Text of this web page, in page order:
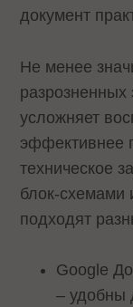
документ
Не менее
разрозненных
усложняет
эффективнее
техническое
блок-схемами
подходят
Google
– удобны